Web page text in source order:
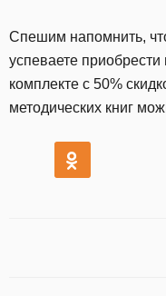
Спешим напомнить,
успеваете
комплекте с 50%
методических книг